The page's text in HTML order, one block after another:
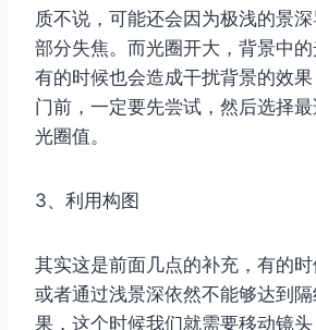
质不说，可能还会因为极浅的景
部分失焦。而光圈开大，背景中的
有的时候也会造成干扰背景的效
门前，一定要先尝试，然后选择
光圈值。
3、利用构图
其实这是前面几点的补充，有的
或者通过浅景深依然不能够达到
果，这个时候我们就需要移动镜